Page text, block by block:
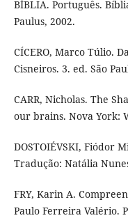
BÍBLIA. Português.
Paulus, 2002.
CÍCERO, Marco Túlio.
Cisneiros. 3. ed. São
CARR, Nicholas. The
our brains. Nova York:
DOSTOIÉVSKI, Fiódor
Tradução: Natália
FRY, Karin A.
Paulo Ferreira Valério.